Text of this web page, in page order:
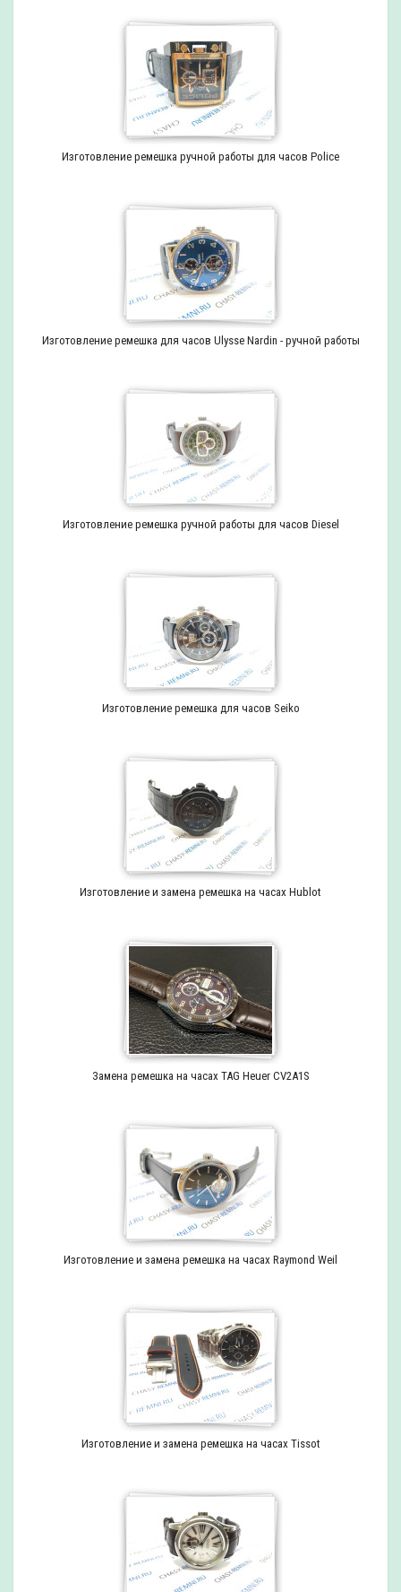
Изготовление ремешка ручной работы для часов Police
Изготовление ремешка для часов Ulysse Nardin - ручной работы
Изготовление ремешка ручной работы для часов Diesel
Изготовление ремешка для часов Seiko
Изготовление и замена ремешка на часах Hublot
Замена ремешка на часах TAG Heuer CV2A1S
Изготовление и замена ремешка на часах Raymond Weil
Изготовление и замена ремешка на часах Tissot